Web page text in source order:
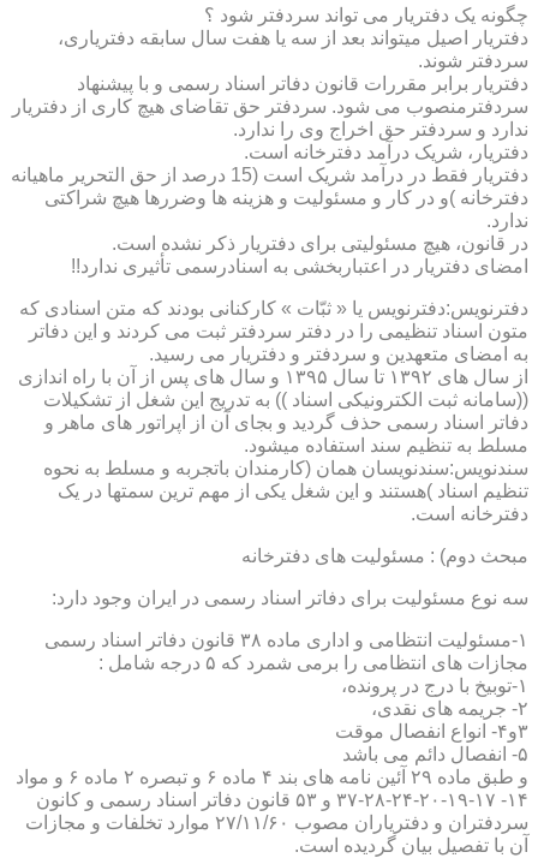
چگونه یک دفتریار می تواند سردفتر شود ؟
دفتریار اصیل میتواند بعد از سه یا هفت سال سابقه دفتریاری،
سردفتر شوند.
دفتریار برابر مقررات قانون دفاتر اسناد رسمی و با پیشنهاد
سردفترمنصوب می شود. سردفتر حق تقاضای هیچ کاری از دفتریار
ندارد و سردفتر حق اخراج وی را ندارد.
دفتریار، شریک درآمد دفترخانه است.
دفتریار فقط در درآمد شریک است (15 درصد از حق التحریر ماهیانه
دفترخانه )و در کار و مسئولیت و هزینه ها وضررها هیچ شراکتی
ندارد.
در قانون، هیچ مسئولیتی برای دفتریار ذکر نشده است.
امضای دفتریار در اعتباربخشی به اسنادرسمی تأثیری ندارد!!
دفترنویس:دفترنویس یا « ثبّات » کارکنانی بودند که متن اسنادی که
متون اسناد تنظیمی را در دفتر سردفتر ثبت می کردند و این دفاتر
به امضای متعهدین و سردفتر و دفتریار می رسید.
از سال های ۱۳۹۲ تا سال ۱۳۹۵ و سال های پس از آن با راه اندازی
((سامانه ثبت الکترونیکی اسناد )) به تدریج این شغل از تشکیلات
دفاتر اسناد رسمی حذف گردید و بجای آن از اپراتور های ماهر و
مسلط به تنظیم سند استفاده میشود.
سندنویس:سندنویسان همان (کارمندان باتجربه و مسلط به نحوه
تنظیم اسناد )هستند و این شغل یکی از مهم ترین سمتها در یک
دفترخانه است.
مبحث دوم) : مسئولیت های دفترخانه
سه نوع مسئولیت برای دفاتر اسناد رسمی در ایران وجود دارد:
۱-مسئولیت انتظامی و اداری ماده ۳۸ قانون دفاتر اسناد رسمی
مجازات های انتظامی را برمی شمرد که ۵ درجه شامل :
۱-توبیخ با درج در پرونده،
۲- جریمه های نقدی،
۳و۴- انواع انفصال موقت
۵- انفصال دائم می باشد
و طبق ماده ۲۹ آئین نامه های بند ۴ ماده ۶ و تبصره ۲ ماده ۶ و مواد
۱۴- ۱۷-۱۹-۲۰-۲۴-۲۸-۳۷ و ۵۳ قانون دفاتر اسناد رسمی و کانون
سردفتران و دفتریاران مصوب ۲۷/۱۱/۶۰ موارد تخلفات و مجازات
آن با تفصیل بیان گردیده است.